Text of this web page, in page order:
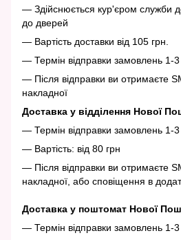
— Здійснюється кур'єром служби
до дверей
— Вартість доставки від 105 грн.
— Термін відправки замовлень 1-3
— Після відправки ви отримаєте
накладної
Доставка у відділення Нової
— Термін відправки замовлень 1-3
— Вартість: від 80 грн
— Після відправки ви отримаєте
накладної, або сповіщення в
Доставка у поштомат Нової
— Термін відправки замовлень 1-3